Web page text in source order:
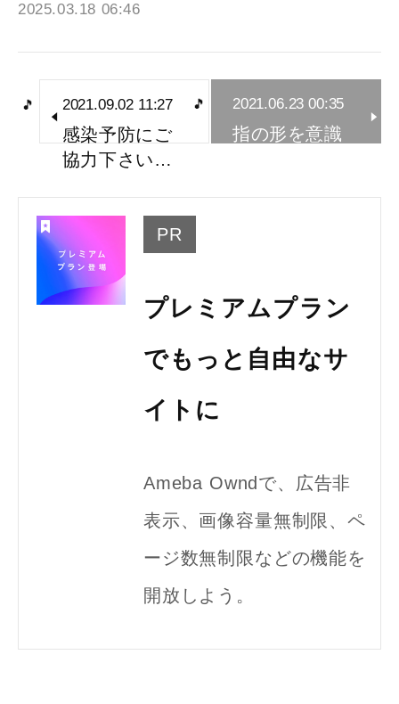
2025.03.18 06:46
2021.09.02 11:27
感染予防にご
協力下さい…
2021.06.23 00:35
指の形を意識
PR
プレミアムプラン
でもっと自由なサ
イトに
Ameba Owndで、広告非
表示、画像容量無制限、ペ
ージ数無制限などの機能を
開放しよう。